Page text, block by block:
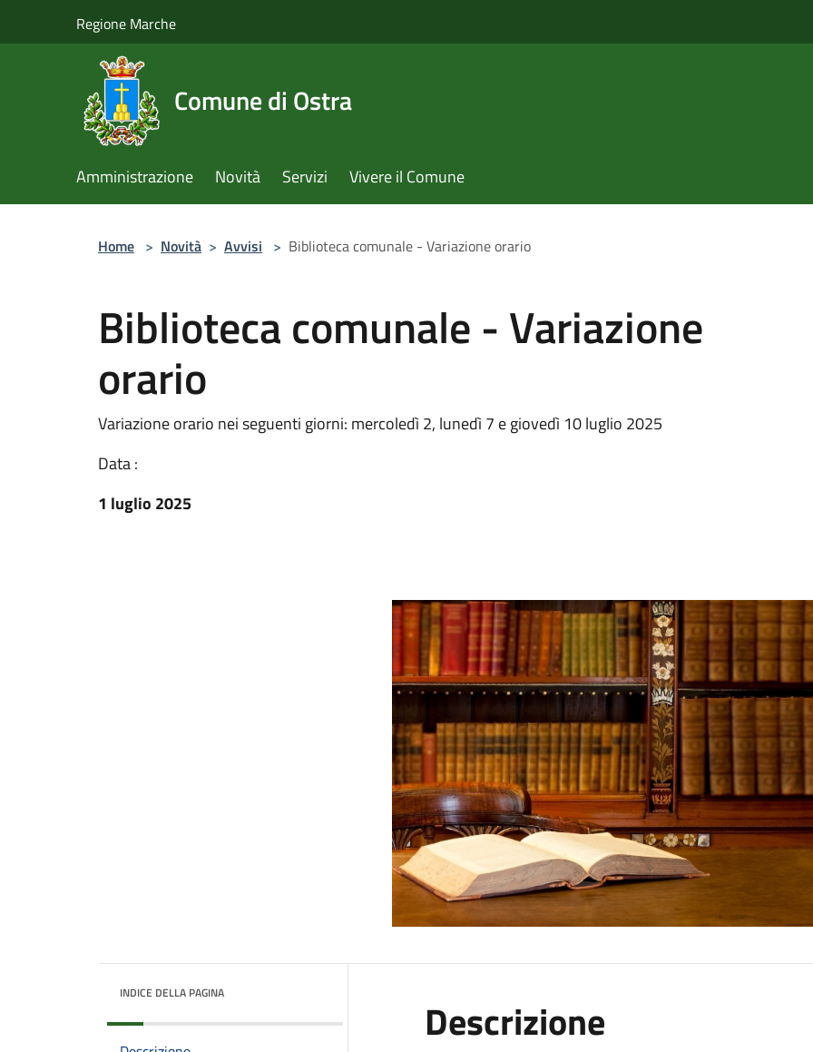
Regione Marche
Comune di Ostra
Amministrazione Novità Servizi Vivere il Comune
Home > Novità > Avvisi > Biblioteca comunale - Variazione orario
Biblioteca comunale - Variazione
orario
Variazione orario nei seguenti giorni: mercoledì 2, lunedì 7 e giovedì 10 luglio 2025
Data :
1 luglio 2025
INDICE DELLA PAGINA
Descrizione